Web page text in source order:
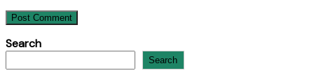
Search
Search